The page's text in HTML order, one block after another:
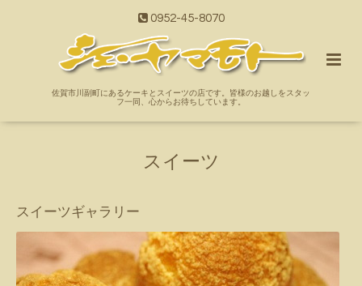
0952-45-8070
佐賀市川副町にあるケーキとスイーツの店です。皆様のお越しをスタッ
フ一同、心からお待ちしています。
スイーツ
スイーツギャラリー